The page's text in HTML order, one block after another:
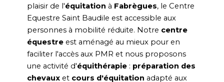
plaisir de l'équitation à Fabrègues, le Centre
Equestre Saint Baudile est accessible aux
personnes à mobilité réduite. Notre centre
équestre est aménagé au mieux pour en
faciliter l'accès aux PMR et nous proposons
une activité d'équithérapie : préparation des
chevaux et cours d'équitation adapté aux